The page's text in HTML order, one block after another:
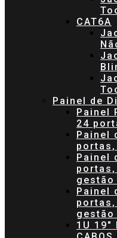
CAT6A
Painel de
Painel
24
Painel
Painel
Painel
1U 19″